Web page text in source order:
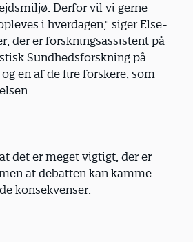
Derfor vil vi gerne
i hverdagen," siger Else-
der er forskningsassistent på
Sundhedsforskning på
en af de fire forskere, som
det er meget vigtigt, der er
at debatten kan kamme
konsekvenser.